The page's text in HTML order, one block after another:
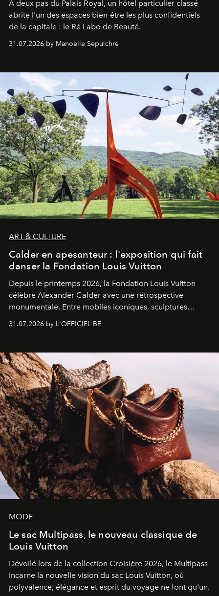
À deux pas du Palais Royal, un hôtel particulier classé
abrite l'un des espaces bien-être les plus confidentiels
de la capitale : le Ré Labo de Beauté.
31.07.2026 by Manoëlle Sepulchre
ART & CULTURE
Calder en apesanteur : l'exposition qui fait
danser la Fondation Louis Vuitton
Depuis le printemps 2026, la Fondation Louis Vuitton
célèbre Alexander Calder avec une rétrospective
monumentale. Entre mobiles iconiques, sculptures
américain investit les espaces imaginés par Frank Gehry
sculpture.
31.07.2026 by L'OFFICIEL BE
MODE
Le sac Multipass, le nouveau classique de
Louis Vuitton
Dévoilé lors de la collection Croisière 2026, le Multipass
incarne la nouvelle vision du sac Louis Vuitton, où
polyvalence, élégance et esprit du voyage ne font qu'un.